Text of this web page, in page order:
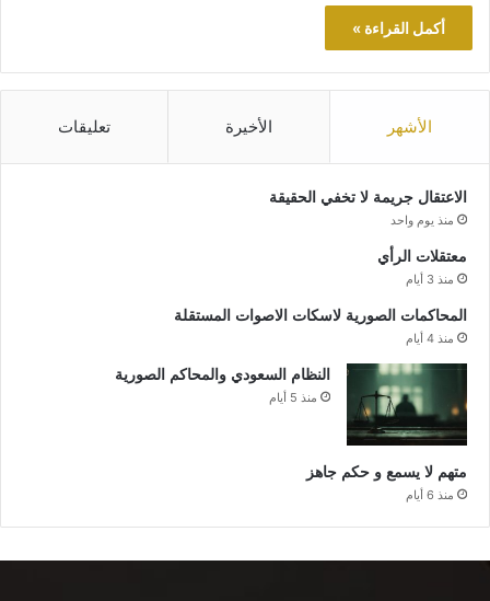
أكمل القراءة »
الأشهر الأخيرة تعليقات
الاعتقال جريمة لا تخفي الحقيقة
منذ يوم واحد
معتقلات الرأي
منذ 3 أيام
المحاكمات الصورية لاسكات الاصوات المستقلة
منذ 4 أيام
النظام السعودي والمحاكم الصورية
منذ 5 أيام
متهم لا يسمع و حكم جاهز
منذ 6 أيام